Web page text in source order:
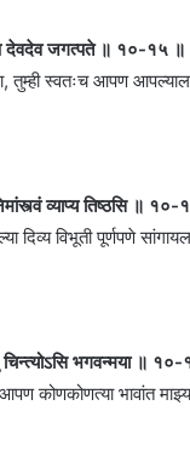
देवदेव जगत्पते ॥ १०-१५ ॥
तुम्ही स्वतःच आपण
व्याप्य तिष्ठसि ॥
दिव्य विभूती पूर्णपणे
चिन्त्योऽसि भगवन्मया ॥
कोणकोणत्या भावांत